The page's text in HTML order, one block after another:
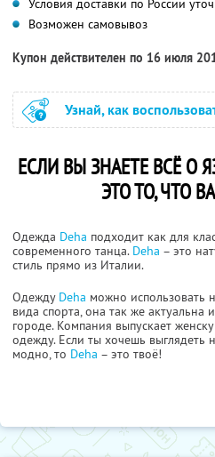
Условия доставки по России
Возможен самовывоз
Купон действителен по 16 июля
Узнай, как
ЕСЛИ ВЫ ЗНАЕТЕ ВСЁ О
ЭТО ТО, ЧТО
Одежда Deha подходит как для
современного танца. Deha – это
стиль прямо из Италии.
Одежду Deha можно использовать
вида спорта, она так же
городе. Компания выпускает
одежду. Если ты хочешь выглядеть
модно, то Deha – это твоё!